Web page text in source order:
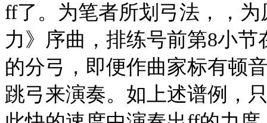
ff了。为笔者所划弓法，，
力》序曲，排练号前第8小
的分弓，即便作曲家标有顿
跳弓来演奏。如上述谱例，